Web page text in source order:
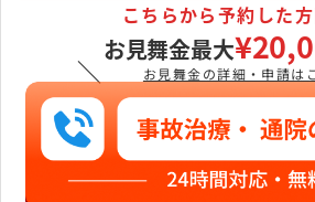
＼
こちらから予約した方
お見舞金最大
お見舞金の詳細・申請は